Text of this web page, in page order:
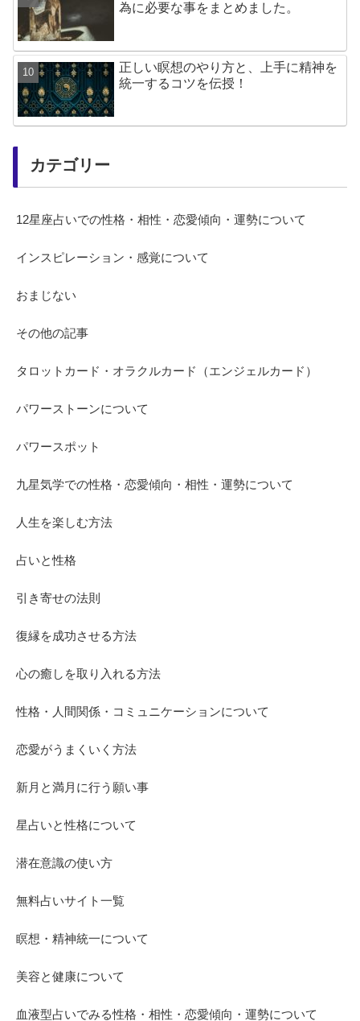
為に必要な事をまとめました。
正しい瞑想のやり方と、上手に精神を
統一するコツを伝授！
カテゴリー
12星座占いでの性格・相性・恋愛傾向・運勢について
インスピレーション・感覚について
おまじない
その他の記事
タロットカード・オラクルカード（エンジェルカード）
パワーストーンについて
パワースポット
九星気学での性格・恋愛傾向・相性・運勢について
人生を楽しむ方法
占いと性格
引き寄せの法則
復縁を成功させる方法
心の癒しを取り入れる方法
性格・人間関係・コミュニケーションについて
恋愛がうまくいく方法
新月と満月に行う願い事
星占いと性格について
潜在意識の使い方
無料占いサイト一覧
瞑想・精神統一について
美容と健康について
血液型占いでみる性格・相性・恋愛傾向・運勢について